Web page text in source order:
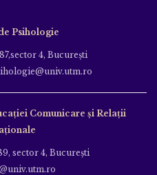
Psihologie
4, Bucureşti
Comunicare și Relații
sector 4, Bucureşti